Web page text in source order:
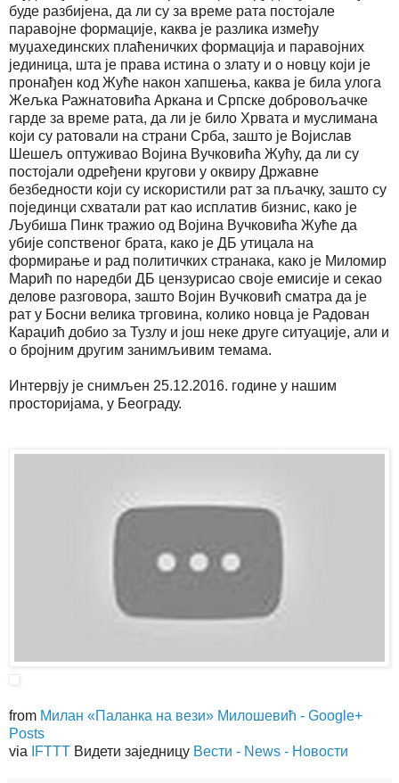
буде разбијена, да ли су за време рата постојале
паравојне формације, каква је разлика између
муџахединских плаћеничких формација и паравојних
јединица, шта је права истина о злату и о новцу који је
пронађен код Жуће након хапшења, каква је била улога
Жељка Ражнатовића Аркана и Српске добровољачке
гарде за време рата, да ли је било Хрвата и муслимана
који су ратовали на страни Срба, зашто је Војислав
Шешељ оптуживао Војина Вучковића Жућу, да ли су
постојали одређени кругови у оквиру Државне
безбедности који су искористили рат за пљачку, зашто су
појединци схватали рат као исплатив бизнис, како је
Љубиша Пинк тражио од Војина Вучковића Жуће да
убије сопственог брата, како је ДБ утицала на
формирање и рад политичких странака, како је Миломир
Марић по наредби ДБ цензурисао своје емисије и секао
делове разговора, зашто Војин Вучковић сматра да је
рат у Босни велика трговина, колико новца је Радован
Караџић добио за Тузлу и још неке друге ситуације, али и
о бројним другим занимљивим темама.
Интервју је снимљен 25.12.2016. године у нашим
просторијама, у Београду.
from Милан «Паланка на вези» Милошевић - Google+
Posts
via
IFTTT Видети заједницу Вести - News - Новости